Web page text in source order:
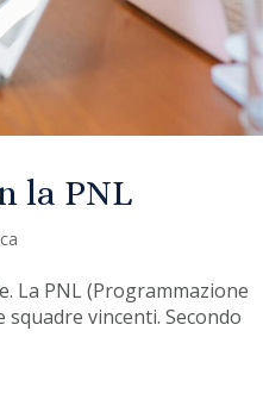
la PNL
La PNL (Programmazione
vincenti. Secondo